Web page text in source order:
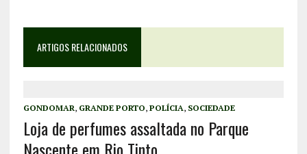
ARTIGOS RELACIONADOS
GONDOMAR, GRANDE PORTO, POLÍCIA, SOCIEDADE
Loja de perfumes assaltada no Parque